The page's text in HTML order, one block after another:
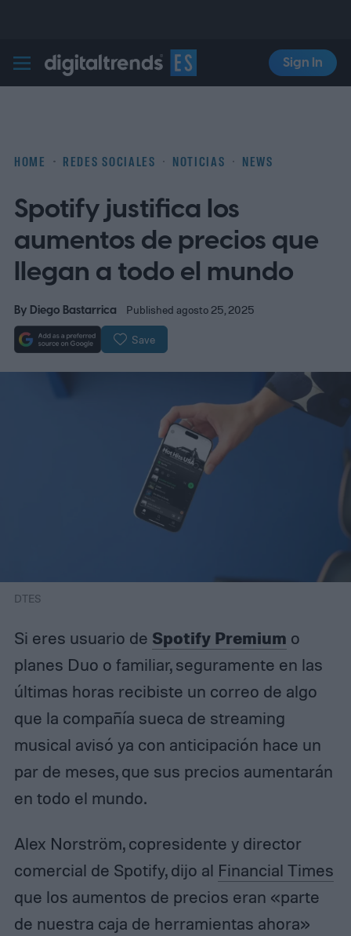
Digital Trends Español
Sign In
HOME REDES SOCIALES NOTICIAS NEWS
Spotify justifica los
aumentos de precios que
llegan a todo el mundo
By Diego Bastarrica Published agosto 25, 2025
Save
DTES
Si eres usuario de Spotify Premium o
planes Duo o familiar, seguramente en las
últimas horas recibiste un correo de algo
que la compañía sueca de streaming
musical avisó ya con anticipación hace un
par de meses, que sus precios aumentarán
en todo el mundo.
Alex Norström, copresidente y director
comercial de Spotify, dijo al Financial Times
que los aumentos de precios eran «parte
de nuestra caja de herramientas ahora»